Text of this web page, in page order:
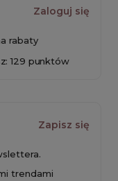
Zaloguj się
rabaty
129 punktów
Zapisz się
trendami